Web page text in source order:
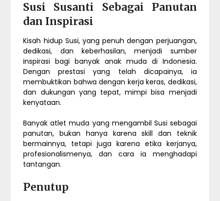
Susi Susanti Sebagai Panutan
dan Inspirasi
Kisah hidup Susi, yang penuh dengan perjuangan,
dedikasi, dan keberhasilan, menjadi sumber
inspirasi bagi banyak anak muda di Indonesia.
Dengan prestasi yang telah dicapainya, ia
membuktikan bahwa dengan kerja keras, dedikasi,
dan dukungan yang tepat, mimpi bisa menjadi
kenyataan.
Banyak atlet muda yang mengambil Susi sebagai
panutan, bukan hanya karena skill dan teknik
bermainnya, tetapi juga karena etika kerjanya,
profesionalismenya, dan cara ia menghadapi
tantangan.
Penutup